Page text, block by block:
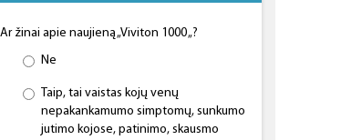
Ar žinai apie naujieną „Viviton 1000 „?
Ne
Taip, tai vaistas kojų venų
nepakankamumo simptomų, sunkumo
jutimo kojose, patinimo, skausmo